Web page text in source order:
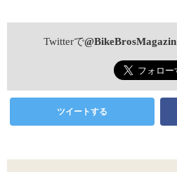
Twitterで@BikeBrosMagazin
ツイートする